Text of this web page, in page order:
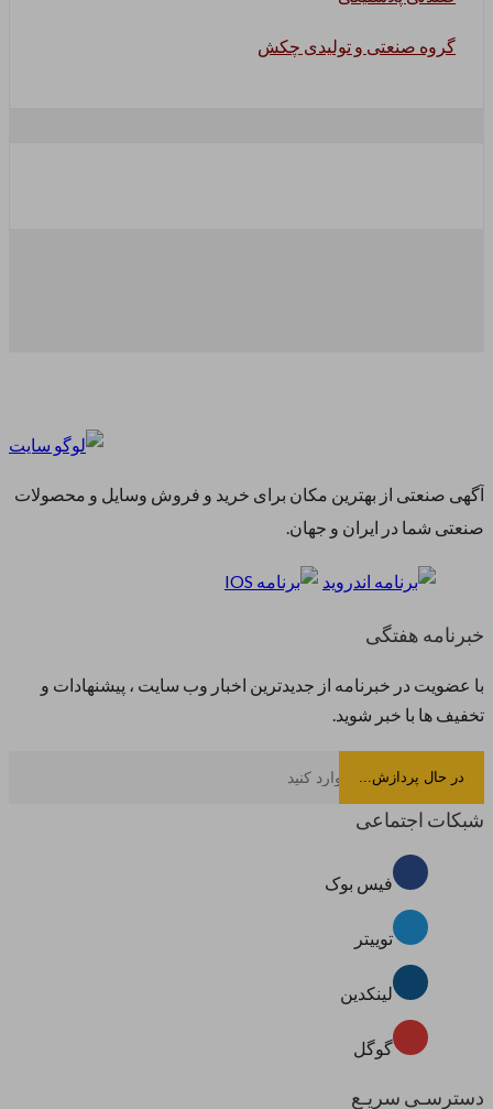
گروه صنعتی و تولیدی چکش
آگهی صنعتی از بهترین مکان برای خرید و فروش وسایل و محصولات
صنعتی شما در ایران و جهان.
خبرنامه هفتگی
با عضویت در خبرنامه از جدیدترین اخبار وب سایت ، پیشنهادات و
تخفیف ها با خبر شوید.
شبکات اجتماعی
فیس بوک
توییتر
لینکدین
گوگل
دسترسـی سریـع